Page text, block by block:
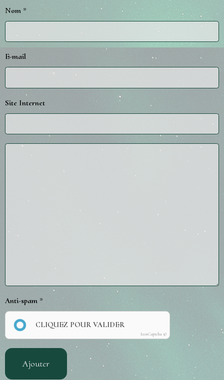
Nom
E-mail
Site Internet
Anti-spam
CLIQUEZ POUR VALIDER
IconCaptcha ©
Ajouter